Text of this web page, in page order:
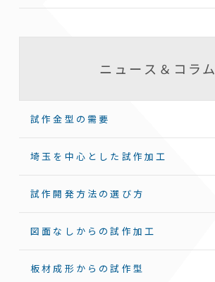
ニュース＆コラム
試作金型の需要
埼玉を中心とした試作加工
試作開発方法の選び方
図面なしからの試作加工
板材成形からの試作型